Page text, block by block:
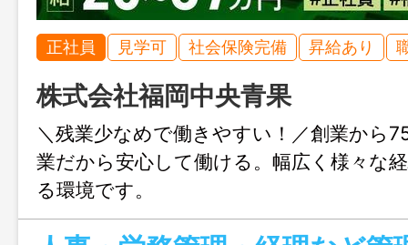
正社員 見学可 社会保険完備 昇給あり
株式会社福岡中央青果
＼残業少なめで働きやすい！／創業から
業だから安心して働ける。幅広く様々な
る環境です。